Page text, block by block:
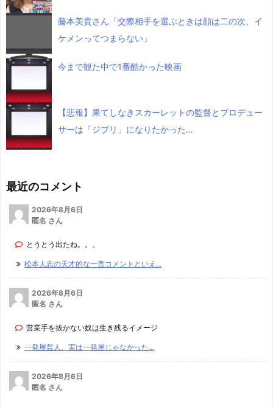
藤本美貴さん「交際相手を選ぶときは顔は二の次、イ
ケメンってつまらない」
今まで観た中で1番酷かった映画
【悲報】果てしなきスカーレットの監督とプロデュー
サーは「ジブリ」になりたかった…
最近のコメント
2026年8月6日
匿名 さん
とうとう出たね。。。
松本人志の天才的な一言コメントといえ...
2026年8月6日
匿名 さん
営業手を抜かない奴は生き残るイメージ
一発屋芸人、実は一発屋じゃなかった...
2026年8月6日
匿名 さん